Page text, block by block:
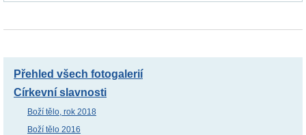
Přehled všech fotogalerií
Církevní slavnosti
Boží tělo, rok 2018
Boží tělo 2016